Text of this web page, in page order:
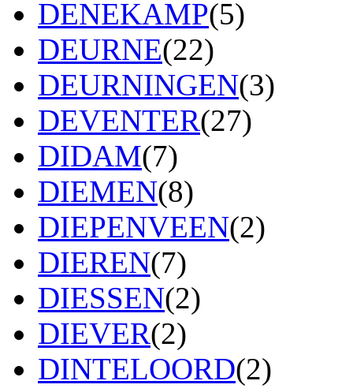
DENEKAMP(5)
DEURNE(22)
DEURNINGEN(3)
DEVENTER(27)
DIDAM(7)
DIEMEN(8)
DIEPENVEEN(2)
DIEREN(7)
DIESSEN(2)
DIEVER(2)
DINTELOORD(2)